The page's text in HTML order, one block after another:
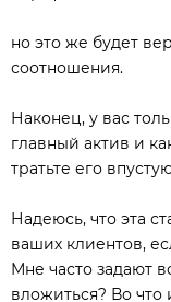
но это же будет
соотношения.
Наконец, у вас
главный актив и
тратьте его
Надеюсь, что эта
ваших клиентов,
Мне часто задают
вложиться? Во что